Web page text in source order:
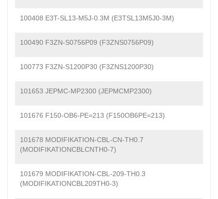
100408 E3T-SL13-M5J-0.3M (E3TSL13M5J0-3M)
100490 F3ZN-S0756P09 (F3ZNS0756P09)
100773 F3ZN-S1200P30 (F3ZNS1200P30)
101653 JEPMC-MP2300 (JEPMCMP2300)
101676 F150-OB6-PE=213 (F150OB6PE=213)
101678 MODIFIKATION-CBL-CN-TH0.7
(MODIFIKATIONCBLCNTH0-7)
101679 MODIFIKATION-CBL-209-TH0.3
(MODIFIKATIONCBL209TH0-3)